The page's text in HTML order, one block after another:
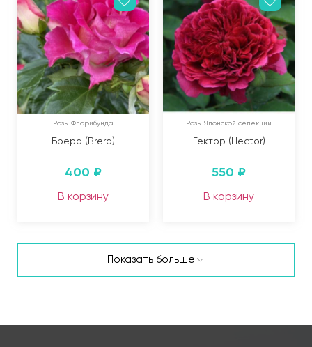
Розы Флорибунда
Брера (Brera)
400 ₽
В корзину
Розы Японской селекции
Гектор (Hector)
550 ₽
В корзину
Показать больше